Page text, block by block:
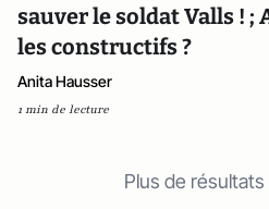
sauver le soldat Valls ! ;
les constructifs ?
Anita Hausser
1 min de lecture
Plus de